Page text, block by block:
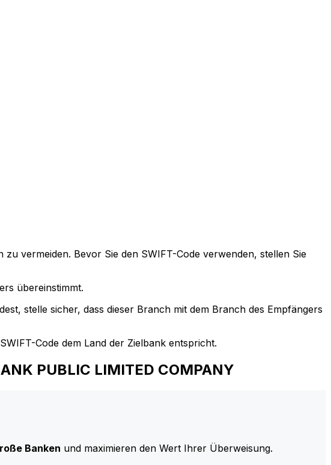
vermeiden. Bevor Sie den SWIFT-Code verwenden, stellen Sie
übereinstimmt.
stelle sicher, dass dieser Branch mit dem Branch des Empfängers
Code dem Land der Zielbank entspricht.
PUBLIC LIMITED COMPANY
Banken und maximieren den Wert Ihrer Überweisung.